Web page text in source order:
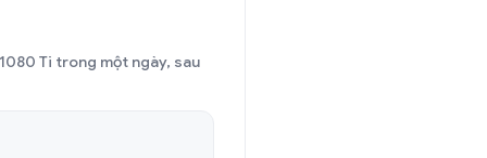
Ti trong một ngày, sau